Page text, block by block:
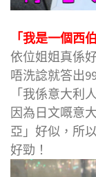
「我是一個西
依位姐姐真係
唔洗諗就答出
「我係意大利
因為日文嘅意
亞」好似，所
好勁！